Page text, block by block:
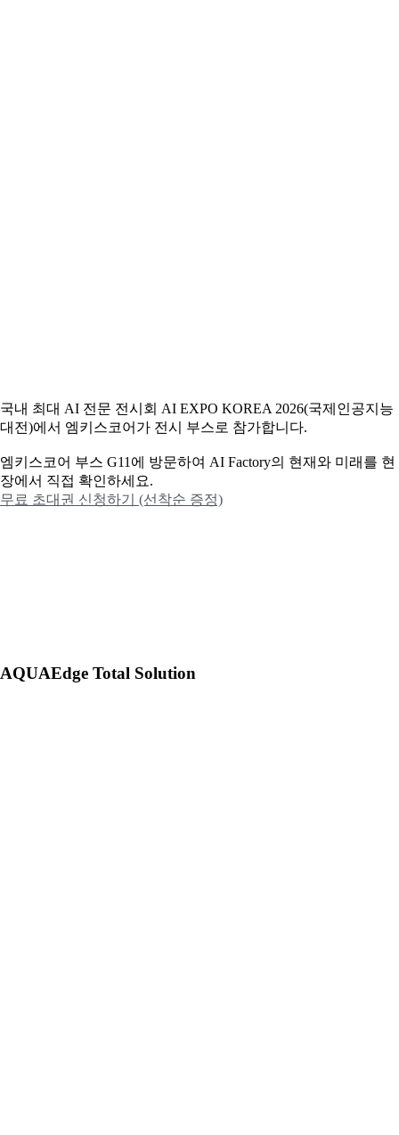
국내 최대 AI 전문 전시회 AI EXPO KOREA 2026(국제인공지능
대전)에서 엠키스코어가 전시 부스로 참가합니다.
엠키스코어 부스 G11에 방문하여 AI Factory의 현재와 미래를 현
장에서 직접 확인하세요.
무료 초대권 신청하기 (선착순 증정)
AQUAEdge Total Solution